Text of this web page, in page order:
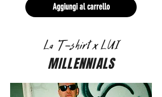
Aggiungi al carrello
La T-shirt x LUI
MILLENNIALS